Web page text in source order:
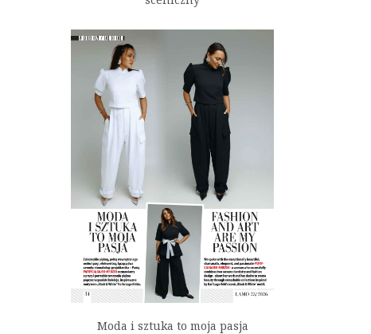
Moda i sztuka to moja pasja